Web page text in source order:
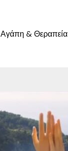
Αγάπη & Θεραπεία